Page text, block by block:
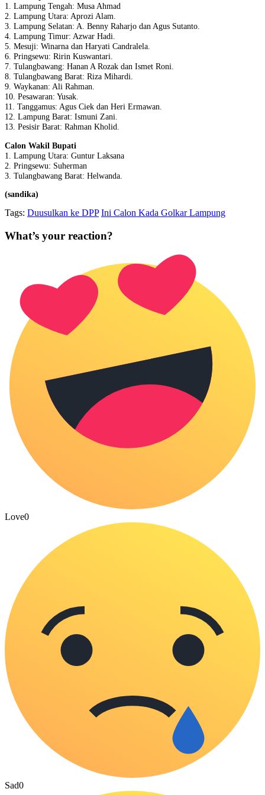
1. Lampung Tengah: Musa Ahmad
2. Lampung Utara: Aprozi Alam.
3. Lampung Selatan: A. Benny Raharjo dan Agus Sutanto.
4. Lampung Timur: Azwar Hadi.
5. Mesuji: Winarna dan Haryati Candralela.
6. Pringsewu: Ririn Kuswantari.
7. Tulangbawang: Hanan A Rozak dan Ismet Roni.
8. Tulangbawang Barat: Riza Mihardi.
9. Waykanan: Ali Rahman.
10. Pesawaran: Yusak.
11. Tanggamus: Agus Ciek dan Heri Ermawan.
12. Lampung Barat: Ismuni Zani.
13. Pesisir Barat: Rahman Kholid.
Calon Wakil Bupati
1. Lampung Utara: Guntur Laksana
2. Pringsewu: Suherman
3. Tulangbawang Barat: Helwanda.
(sandika)
Tags: Duusulkan ke DPP Ini Calon Kada Golkar Lampung
What’s your reaction?
Love0
Sad0